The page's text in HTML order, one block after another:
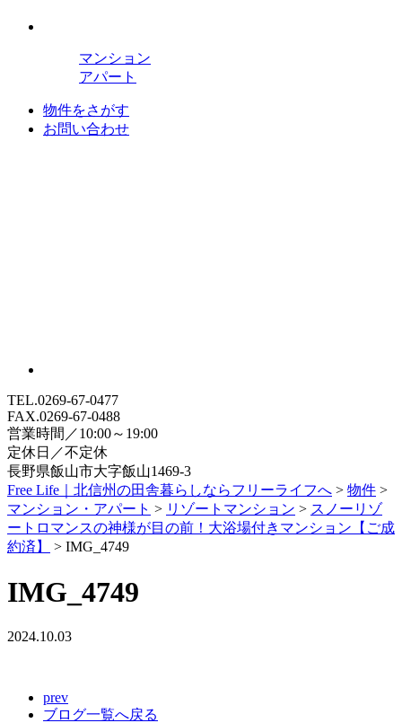
マンション
アパート
物件をさがす
お問い合わせ
TEL.0269-67-0477
FAX.0269-67-0488
営業時間／10:00～19:00
定休日／不定休
長野県飯山市大字飯山1469-3
Free Life｜北信州の田舎暮らしならフリーライフへ > 物件 >
マンション・アパート > リゾートマンション > スノーリゾ
ートロマンスの神様が目の前！大浴場付きマンション【ご成
約済】
> IMG_4749
IMG_4749
2024.10.03
prev
ブログ一覧へ戻る